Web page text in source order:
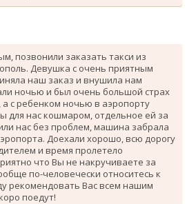
позвонили заказать такси из
Девушка с очень приятным
наш заказ и внушила нам
ночью и был очень большой страх
а с ребенком ночью в аэропорту
для нас кошмаром, отдельное ей за
нас без проблем, машина забрала
Доехали хорошо, всю дорогу
и время пролетело
что Вы не накручиваете за
по-человечески относитесь к
рекомендовать Вас всем нашим
поедут!